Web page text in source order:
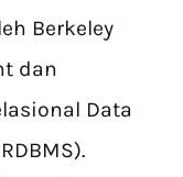
Berkeley
dan
Data